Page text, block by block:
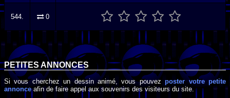
544. 0
PETITES ANNONCES
Si vous cherchez un dessin animé, vous pouvezposter votre petite
annonceafin de faire appel aux souvenirs des visiteurs du site.